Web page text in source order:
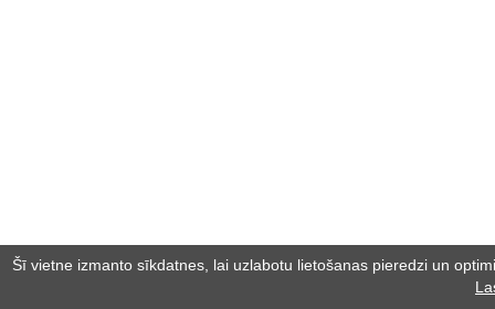
Šī vietne izmanto sīkdatnes, lai uzlabotu lietošanas pieredzi un